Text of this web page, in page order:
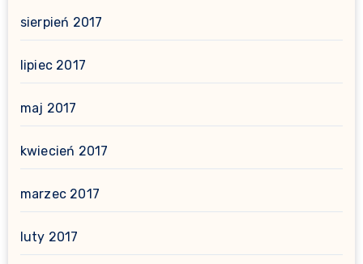
sierpień 2017
lipiec 2017
maj 2017
kwiecień 2017
marzec 2017
luty 2017